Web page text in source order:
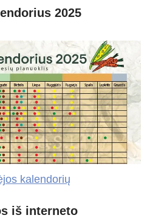
2025
kalendorių
iš interneto